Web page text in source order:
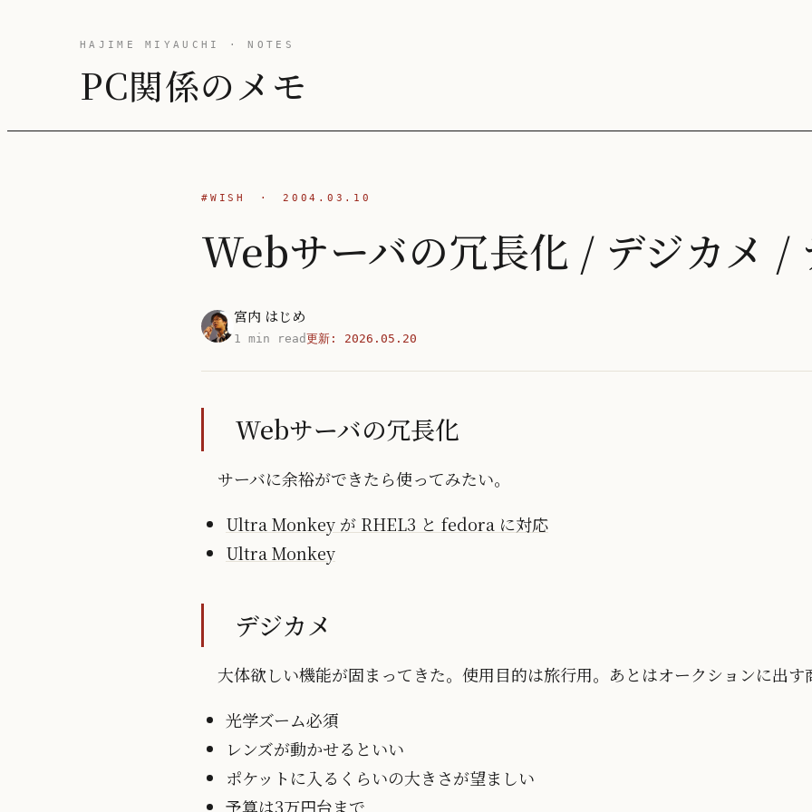
HAJIME MIYAUCHI · NOTES
PC関係のメモ
#WISH · 2004.03.10
Webサーバの冗長化 / デジカメ /
宮内 はじめ
1 min read更新: 2026.05.20
Webサーバの冗長化
サーバに余裕ができたら使ってみたい。
Ultra Monkey が RHEL3 と fedora に対応
Ultra Monkey
デジカメ
大体欲しい機能が固まってきた。使用目的は旅行用。あとはオークションに出す
光学ズーム必須
レンズが動かせるといい
ポケットに入るくらいの大きさが望ましい
予算は3万円台まで